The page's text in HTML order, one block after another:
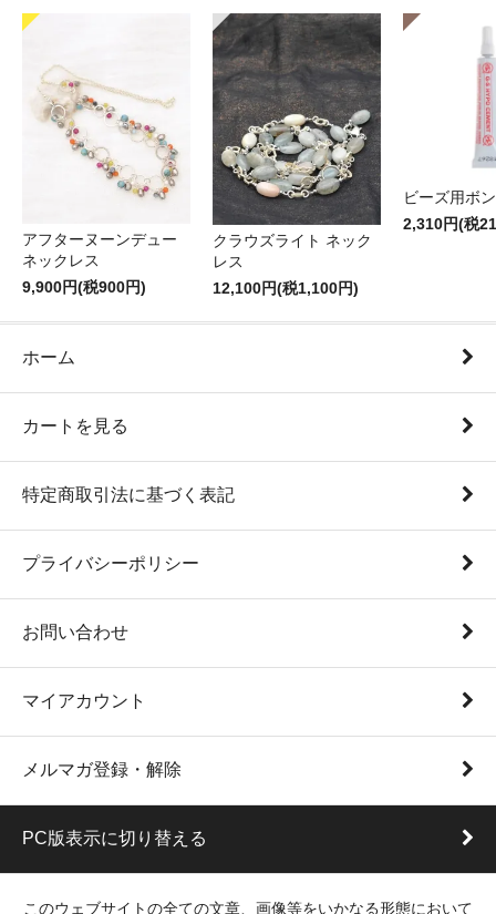
アフターヌーンデュー
ネックレス
9,900円(税900円)
クラウズライト ネック
レス
12,100円(税1,100円)
ビーズ用ボ
2,310円(税
ホーム
カートを見る
特定商取引法に基づく表記
プライバシーポリシー
お問い合わせ
マイアカウント
メルマガ登録・解除
PC版表示に切り替える
このウェブサイトの全ての文章、画像等をいかなる形態において